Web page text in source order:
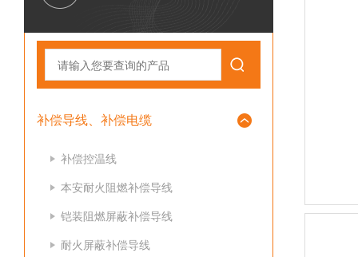
补偿导线、补偿电缆
补偿控温线
本安耐火阻燃补偿导线
铠装阻燃屏蔽补偿导线
耐火屏蔽补偿导线